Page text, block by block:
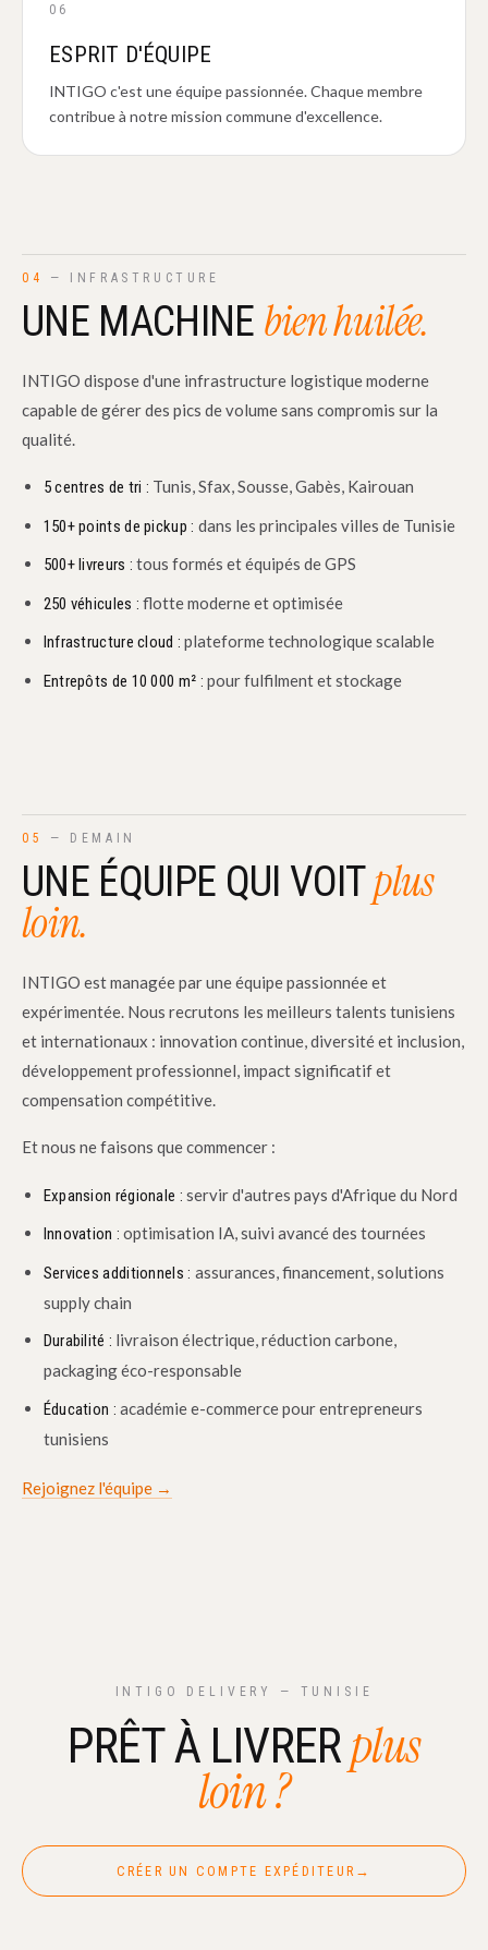
06
ESPRIT D'ÉQUIPE
INTIGO c'est une équipe passionnée. Chaque membre
contribue à notre mission commune d'excellence.
04 — INFRASTRUCTURE
UNE MACHINE bien huilée.
INTIGO dispose d'une infrastructure logistique moderne
capable de gérer des pics de volume sans compromis sur la
qualité.
5 centres de tri : Tunis, Sfax, Sousse, Gabès, Kairouan
150+ points de pickup : dans les principales villes de Tunisie
500+ livreurs : tous formés et équipés de GPS
250 véhicules : flotte moderne et optimisée
Infrastructure cloud : plateforme technologique scalable
Entrepôts de 10 000 m² : pour fulfilment et stockage
05 — DEMAIN
UNE ÉQUIPE QUI VOITplus
loin.
INTIGO est managée par une équipe passionnée et
expérimentée. Nous recrutons les meilleurs talents tunisiens
et internationaux : innovation continue, diversité et inclusion,
développement professionnel, impact significatif et
compensation compétitive.
Et nous ne faisons que commencer :
Expansion régionale : servir d'autres pays d'Afrique du Nord
Innovation : optimisation IA, suivi avancé des tournées
Services additionnels : assurances, financement, solutions
supply chain
Durabilité : livraison électrique, réduction carbone,
packaging éco-responsable
Éducation : académie e-commerce pour entrepreneurs
tunisiens
Rejoignez l'équipe →
INTIGO DELIVERY — TUNISIE
PRÊT À LIVRERplus
loin ?
CRÉER UN COMPTE EXPÉDITEUR →